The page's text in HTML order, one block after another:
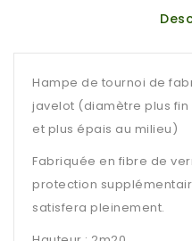
Hampe de tournoi de
javelot (diamètre plus
et plus épais au milieu)
Fabriquée en fibre de
protection
satisfera pleinement.